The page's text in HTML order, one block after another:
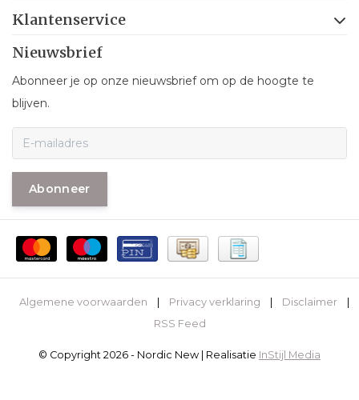
Klantenservice
Nieuwsbrief
Abonneer je op onze nieuwsbrief om op de hoogte te
blijven.
Abonneer
Algemene voorwaarden Privacy verklaring Disclaimer
RSS Feed
© Copyright 2026 - Nordic New | Realisatie InStijl Media